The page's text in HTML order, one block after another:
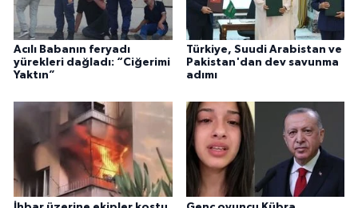
Acılı Babanın feryadı
yürekleri dağladı: “Ciğerimi
Yaktın”
Türkiye, Suudi Arabistan ve
Pakistan'dan dev savunma
adımı